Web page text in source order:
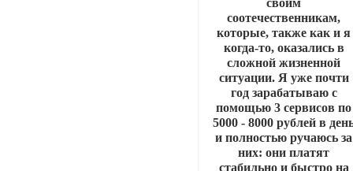
своим
соотечественникам,
которые, также как и я
когда-то, оказались в
сложной жизненной
ситуации. Я уже почти
год зарабатываю с
помощью 3 сервисов по
5000 - 8000 рублей в
и полностью ручаюсь за
них: они платят
стабильно и быстро на